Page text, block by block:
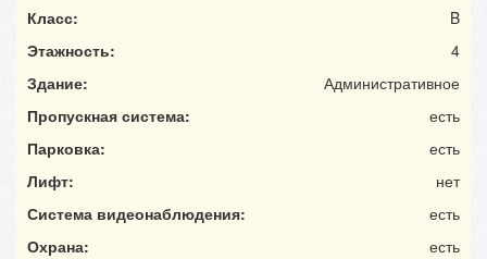
Класс:
B
Этажность:
4
Здание:
Административное
Пропускная система:
есть
Парковка:
есть
Лифт:
нет
Система видеонаблюдения:
есть
Охрана:
есть